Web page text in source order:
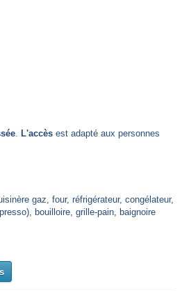
L'accès est adapté aux personnes
gaz, four, réfrigérateur, congélateur,
bouilloire, grille-pain, baignoire